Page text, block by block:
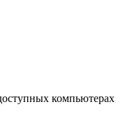
компьютерах